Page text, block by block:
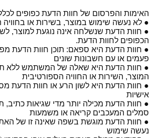
האימות והפרסום של חוות הדעת כפופים
● לא נעשה שימוש במוצר, בשירות או בחוויה
● חוות הדעת שנשלחה אינה נוגעת למוצר,
הכפופים לחוות הדעת.
● חוות הדעת היא ספאם: תוכן חוות הדעת
פעמים או עם חשבונות שונים
● חוות הדעת היא שאלה של המשתמש ללא
המוצר, השירות או החוויה הספורטיבית
● חוות הדעת היא לשון הרע או חוות הדעת
אישיות
● חוות הדעת מכילה יותר מדי שגיאות כתיב,
סמלים המעכבים קריאה או משמעות
● חוות הדעת מוגשת בשפה שאינה זו של
נעשה שימוש